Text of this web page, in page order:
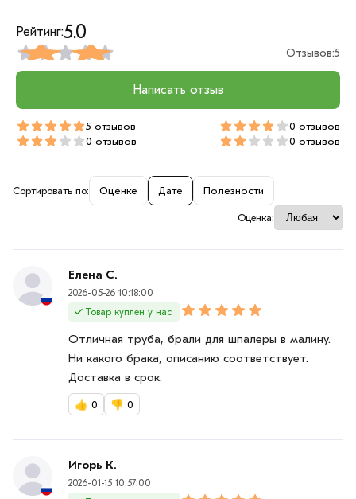
Сортировать по: Оценке Дате Полезности
Оценка:
Елена С.
2026-05-26 10:18:00
Товар куплен у нас
Отличная труба, брали для шпалеры в малину.
Ни какого брака, описанию соответствует.
Доставка в срок.
👍 0 👎 0
Игорь К.
2026-01-15 10:57:00
Рейтинг:5.0
Отзывов:5
Написать отзыв
5 отзывов
0 отзывов
0 отзывов
0 отзывов